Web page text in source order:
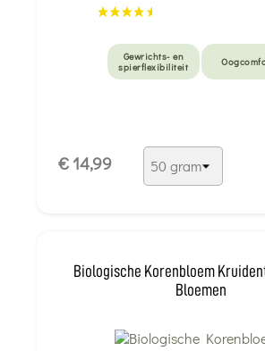
Gewrichts- en
spierflexibiliteit
€ 14,99
Biologische Korenbloem
Bloemen